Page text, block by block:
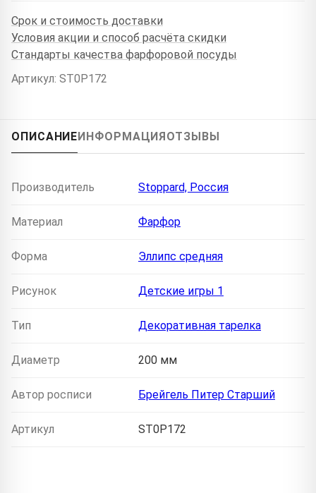
Срок и стоимость доставки
Условия акции и способ расчёта скидки
Стандарты качества фарфоровой посуды
Артикул: ST0P172
ОПИСАНИЕИНФОРМАЦИЯОТЗЫВЫ
Производитель Stoppard, Россия
Материал Фарфор
Форма Эллипс средняя
Рисунок Детские игры 1
Тип Декоративная тарелка
Диаметр 200 мм
Автор росписи Брейгель Питер Старший
Артикул ST0P172